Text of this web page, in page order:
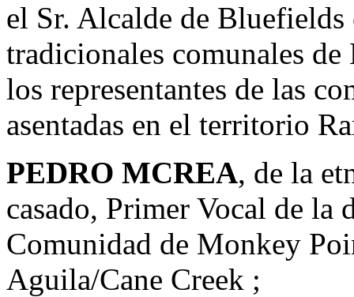
el Sr. Alcalde de
tradicionales comunales
los representantes de las
asentadas en el territorio
PEDRO MCREA, de la
casado, Primer Vocal de la
Comunidad de Monkey
Aguila/Cane Creek ;